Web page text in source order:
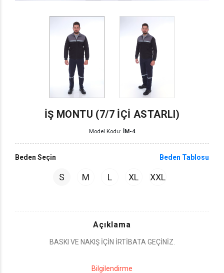
İŞ MONTU (7/7 İÇİ ASTARLI)
Model Kodu: İM-4
Beden Seçin Beden Tablosu
S M L XL XXL
Açıklama
BASKI VE NAKIŞ İÇİN İRTİBATA GEÇİNİZ.
Bilgilendirme